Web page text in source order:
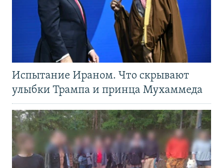
Испытание Ираном. Что скрывают
улыбки Трампа и принца Мухаммеда